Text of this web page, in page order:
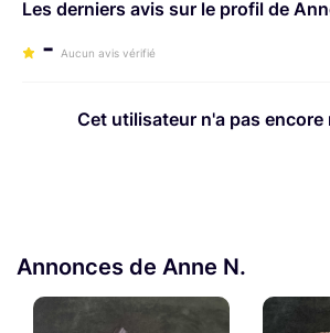
Les derniers avis sur le profil de
- Aucun avis vérifié
Cet utilisateur n'a pas encore
Annonces de Anne N.